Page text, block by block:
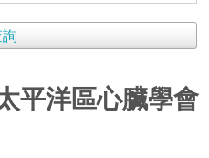
平洋區心臟學會